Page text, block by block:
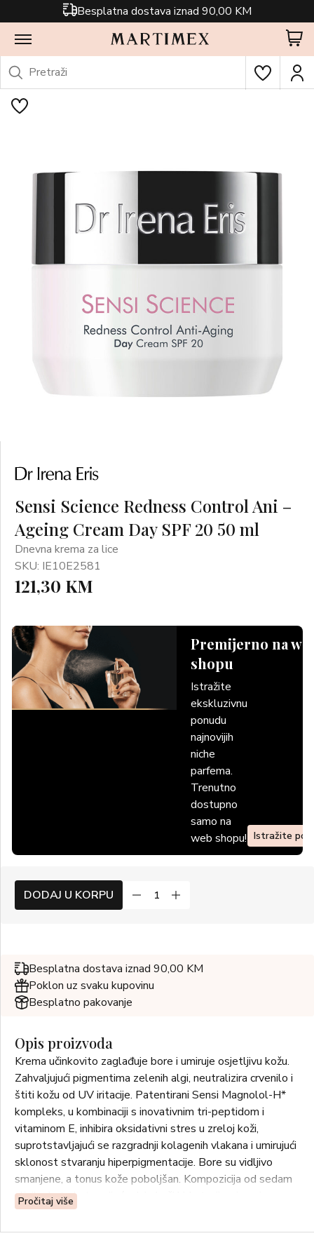
Besplatna dostava iznad 90,00 KM
Sensi Science Redness Control Ani –
Ageing Cream Day SPF 20 50 ml
Dnevna krema za lice
SKU: IE10E2581
121,30 KM
Premijerno na
shopu
Istražite
ekskluzivnu
ponudu
najnovijih
niche
parfema.
Trenutno
dostupno
samo na
web shopu! Istražite
DODAJ U KORPU
Besplatna dostava iznad 90,00 KM
Poklon uz svaku kupovinu
Besplatno pakovanje
Opis proizvoda
Krema učinkovito zaglađuje bore i umiruje osjetljivu kožu.
Zahvaljujući pigmentima zelenih algi, neutralizira crvenilo i
štiti kožu od UV iritacije. Patentirani Sensi Magnolol-H*
kompleks, u kombinaciji s inovativnim tri-peptidom i
vitaminom E, inhibira oksidativni stres u zreloj koži,
suprotstavljajući se razgradnji kolagenih vlakana i umirujući
sklonost stvaranju hiperpigmentacije. Bore su vidljivo
smanjene, a tonus kože poboljšan. Kompozicija od sedam
uljnih ekstrakata cvijeća daje koži hidrataciju, njegu i
svilenkastu mekoću.
*Patent brenda Dr Irena Eris, br. P.246386
Pročitaj više